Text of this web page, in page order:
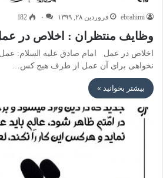
ebrahimi فروردین ۲۸, ۱۳۹۹ ۰ 182
وظایف منتظران : اخلاص در
اخلاص در عمل امام صادق علیه السلام:
نخواهی برای آن عمل از طرف هیچ کس…
بیشتر بخوانید »